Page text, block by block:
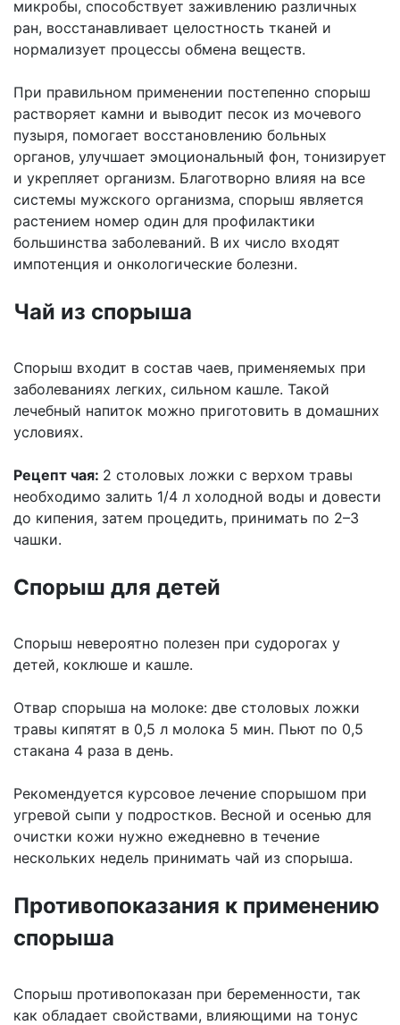
микробы, способствует заживлению различных
ран, восстанавливает целостность тканей и
нормализует процессы обмена веществ.
При правильном применении постепенно спорыш
растворяет камни и выводит песок из мочевого
пузыря, помогает восстановлению больных
органов, улучшает эмоциональный фон, тонизирует
и укрепляет организм. Благотворно влияя на все
системы мужского организма, спорыш является
растением номер один для профилактики
большинства заболеваний. В их число входят
импотенция и онкологические болезни.
Чай из спорыша
Спорыш входит в состав чаев, применяемых при
заболеваниях легких, сильном кашле. Такой
лечебный напиток можно приготовить в домашних
условиях.
Рецепт чая: 2 столовых ложки с верхом травы
необходимо залить 1/4 л холодной воды и довести
до кипения, затем процедить, принимать по 2–3
чашки.
Спорыш для детей
Спорыш невероятно полезен при судорогах у
детей, коклюше и кашле.
Отвар спорыша на молоке: две столовых ложки
травы кипятят в 0,5 л молока 5 мин. Пьют по 0,5
стакана 4 раза в день.
Рекомендуется курсовое лечение спорышом при
угревой сыпи у подростков. Весной и осенью для
очистки кожи нужно ежедневно в течение
нескольких недель принимать чай из спорыша.
Противопоказания к применению
спорыша
Спорыш противопоказан при беременности, так
как обладает свойствами, влияющими на тонус